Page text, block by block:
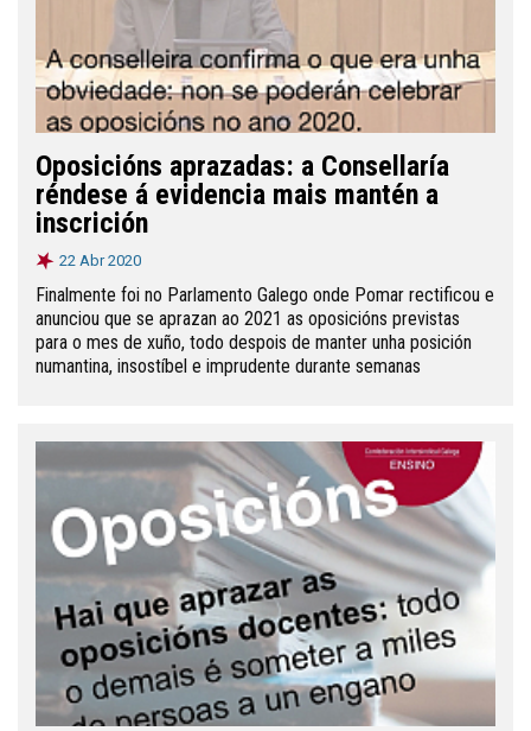
Oposicións aprazadas: a Consellaría
réndese á evidencia mais mantén a
inscrición
22 Abr 2020
Finalmente foi no Parlamento Galego onde Pomar rectificou e
anunciou que se aprazan ao 2021 as oposicións previstas
para o mes de xuño, todo despois de manter unha posición
numantina, insostíbel e imprudente durante semanas